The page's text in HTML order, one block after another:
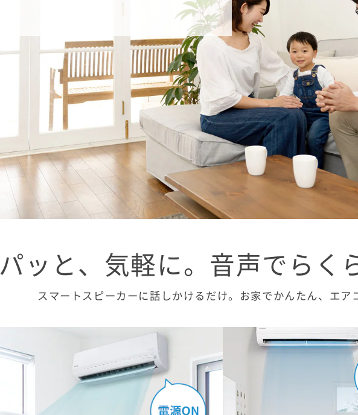
パッと、気軽に。音声でらく
スマートスピーカーに話しかけるだけ。お家でかんたん、エア